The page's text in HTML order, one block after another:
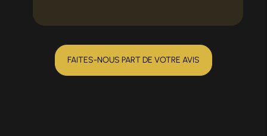
FAITES-NOUS PART DE VOTRE AVIS